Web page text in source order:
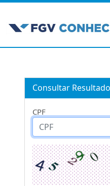
Consultar Resultado
CPF